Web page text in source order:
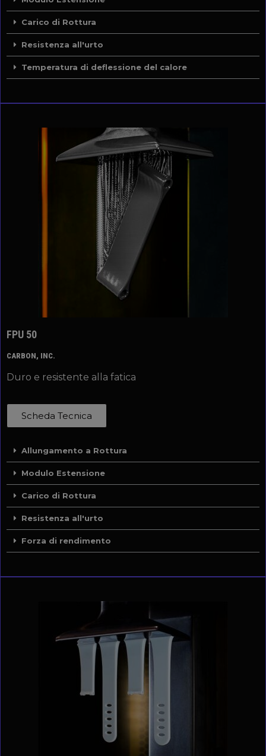
Carico di Rottura
Resistenza all'urto
Temperatura di deflessione del calore
FPU 50
CARBON, INC.
Duro e resistente alla fatica
Scheda Tecnica
Allungamento a Rottura
Modulo Estensione
Carico di Rottura
Resistenza all'urto
Forza di rendimento